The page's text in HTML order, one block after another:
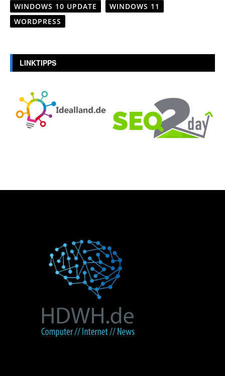
WINDOWS 10 UPDATE
WINDOWS 11
WORDPRESS
LINKTIPPS